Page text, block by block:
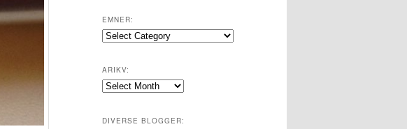
EMNER:
Emner:
ARIKV:
Arikv:
DIVERSE BLOGGER: